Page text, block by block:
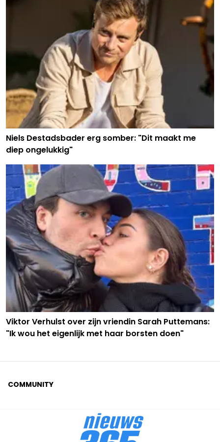
Niels Destadsbader erg somber: "Dit maakt me
diep ongelukkig"
Viktor Verhulst over zijn vriendin Sarah Puttemans:
"Ik wou het eigenlijk met haar borsten doen"
COMMUNITY